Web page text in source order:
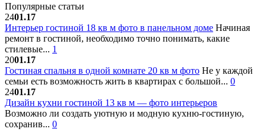
Популярные статьи
2401.17
Интерьер гостиной 18 кв м фото в панельном доме Начиная
ремонт в гостиной, необходимо точно понимать, какие
стилевые... 1
2001.17
Гостиная спальня в одной комнате 20 кв м фото Не у каждой
семьи есть возможность жить в квартирах с большой... 0
2401.17
Дизайн кухни гостиной 13 кв м — фото интерьеров
Возможно ли создать уютную и модную кухню-гостиную,
сохранив... 0